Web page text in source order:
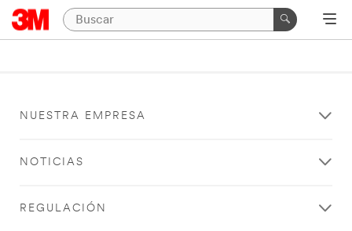
NUESTRA EMPRESA
NOTICIAS
REGULACIÓN